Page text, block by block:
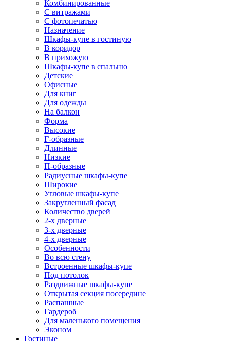
Комбинированные
С витражами
С фотопечатью
Назначение
Шкафы-купе в гостиную
В коридор
В прихожую
Шкафы-купе в спальню
Детские
Офисные
Для книг
Для одежды
На балкон
Форма
Высокие
Г-образные
Длинные
Низкие
П-образные
Радиусные шкафы-купе
Широкие
Угловые шкафы-купе
Закругленный фасад
Количество дверей
2-х дверные
3-х дверные
4-х дверные
Особенности
Во всю стену
Встроенные шкафы-купе
Под потолок
Раздвижные шкафы-купе
Открытая секция посередине
Распашные
Гардероб
Для маленького помещения
Эконом
Гостиные